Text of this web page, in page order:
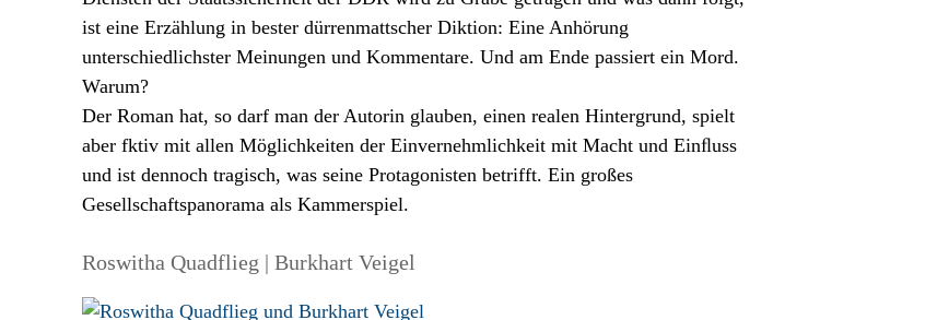
ist eine Erzählung in bester dürrenmattscher Diktion: Eine Anhörung
unterschiedlichster Meinungen und Kommentare. Und am Ende passiert ein Mord.
Warum?
Der Roman hat, so darf man der Autorin glauben, einen realen Hintergrund, spielt
aber fktiv mit allen Möglichkeiten der Einvernehmlichkeit mit Macht und Einﬂuss
und ist dennoch tragisch, was seine Protagonisten betrifft. Ein großes
Gesellschaftspanorama als Kammerspiel.
Roswitha Quadflieg | Burkhart Veigel